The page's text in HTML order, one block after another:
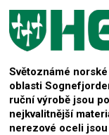
Světoznámé
oblasti
ruční výrobě jsou
nejkvalitnější
nerezové oceli